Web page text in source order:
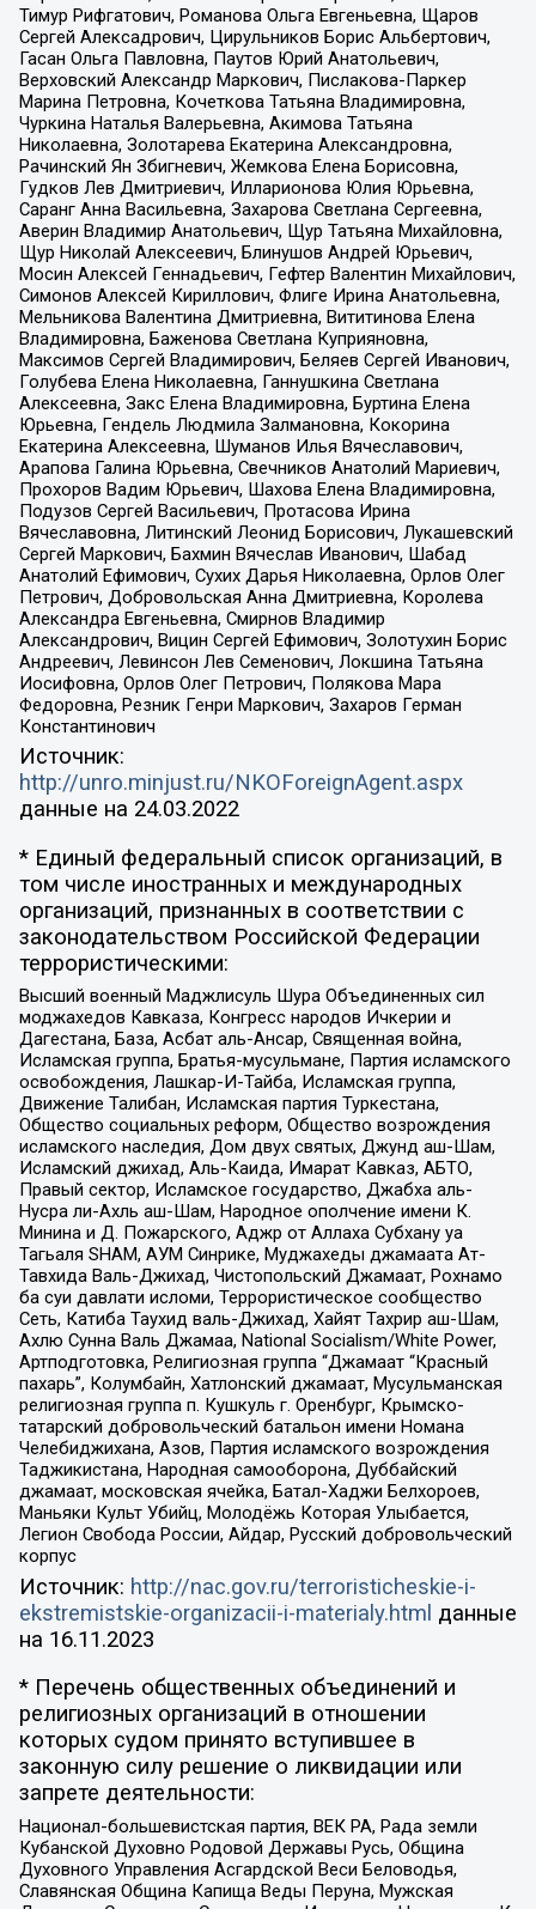
Тимур Рифгатович, Романова Ольга Евгеньевна, Щаров
Сергей Алексадрович, Цирульников Борис Альбертович,
Гасан Ольга Павловна, Паутов Юрий Анатольевич,
Верховский Александр Маркович, Пислакова-Паркер
Марина Петровна, Кочеткова Татьяна Владимировна,
Чуркина Наталья Валерьевна, Акимова Татьяна
Николаевна, Золотарева Екатерина Александровна,
Рачинский Ян Збигневич, Жемкова Елена Борисовна,
Гудков Лев Дмитриевич, Илларионова Юлия Юрьевна,
Саранг Анна Васильевна, Захарова Светлана Сергеевна,
Аверин Владимир Анатольевич, Щур Татьяна Михайловна,
Щур Николай Алексеевич, Блинушов Андрей Юрьевич,
Мосин Алексей Геннадьевич, Гефтер Валентин Михайлович,
Симонов Алексей Кириллович, Флиге Ирина Анатольевна,
Мельникова Валентина Дмитриевна, Вититинова Елена
Владимировна, Баженова Светлана Куприяновна,
Максимов Сергей Владимирович, Беляев Сергей Иванович,
Голубева Елена Николаевна, Ганнушкина Светлана
Алексеевна, Закс Елена Владимировна, Буртина Елена
Юрьевна, Гендель Людмила Залмановна, Кокорина
Екатерина Алексеевна, Шуманов Илья Вячеславович,
Арапова Галина Юрьевна, Свечников Анатолий Мариевич,
Прохоров Вадим Юрьевич, Шахова Елена Владимировна,
Подузов Сергей Васильевич, Протасова Ирина
Вячеславовна, Литинский Леонид Борисович, Лукашевский
Сергей Маркович, Бахмин Вячеслав Иванович, Шабад
Анатолий Ефимович, Сухих Дарья Николаевна, Орлов Олег
Петрович, Добровольская Анна Дмитриевна, Королева
Александра Евгеньевна, Смирнов Владимир
Александрович, Вицин Сергей Ефимович, Золотухин Борис
Андреевич, Левинсон Лев Семенович, Локшина Татьяна
Иосифовна, Орлов Олег Петрович, Полякова Мара
Федоровна, Резник Генри Маркович, Захаров Герман
Константинович
Источник:
http://unro.minjust.ru/NKOForeignAgent.aspx
данные на 24.03.2022
* Единый федеральный список организаций, в
том числе иностранных и международных
организаций, признанных в соответствии с
законодательством Российской Федерации
террористическими:
Высший военный Маджлисуль Шура Объединенных сил
моджахедов Кавказа, Конгресс народов Ичкерии и
Дагестана, База, Асбат аль-Ансар, Священная война,
Исламская группа, Братья-мусульмане, Партия исламского
освобождения, Лашкар-И-Тайба, Исламская группа,
Движение Талибан, Исламская партия Туркестана,
Общество социальных реформ, Общество возрождения
исламского наследия, Дом двух святых, Джунд аш-Шам,
Исламский джихад, Аль-Каида, Имарат Кавказ, АБТО,
Правый сектор, Исламское государство, Джабха аль-
Нусра ли-Ахль аш-Шам, Народное ополчение имени К.
Минина и Д. Пожарского, Аджр от Аллаха Субхану уа
Тагьаля SHAM, АУМ Синрике, Муджахеды джамаата Ат-
Тавхида Валь-Джихад, Чистопольский Джамаат, Рохнамо
ба суи давлати исломи, Террористическое сообщество
Сеть, Катиба Таухид валь-Джихад, Хайят Тахрир аш-Шам,
Ахлю Сунна Валь Джамаа, National Socialism/White Power,
Артподготовка, Религиозная группа “Джамаат “Красный
пахарь”, Колумбайн, Хатлонский джамаат, Мусульманская
религиозная группа п. Кушкуль г. Оренбург, Крымско-
татарский добровольческий батальон имени Номана
Челебиджихана, Азов, Партия исламского возрождения
Таджикистана, Народная самооборона, Дуббайский
джамаат, московская ячейка, Батал-Хаджи Белхороев,
Маньяки Культ Убийц, Молодёжь Которая Улыбается,
Легион Свобода России, Айдар, Русский добровольческий
корпус
Источник: http://nac.gov.ru/terroristicheskie-i-
ekstremistskie-organizacii-i-materialy.html данные
на 16.11.2023
* Перечень общественных объединений и
религиозных организаций в отношении
которых судом принято вступившее в
законную силу решение о ликвидации или
запрете деятельности:
Национал-большевистская партия, ВЕК РА, Рада земли
Кубанской Духовно Родовой Державы Русь, Община
Духовного Управления Асгардской Веси Беловодья,
Славянская Община Капища Веды Перуна, Мужская